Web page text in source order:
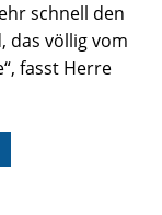
schnell den
das völlig vom
fasst Herre